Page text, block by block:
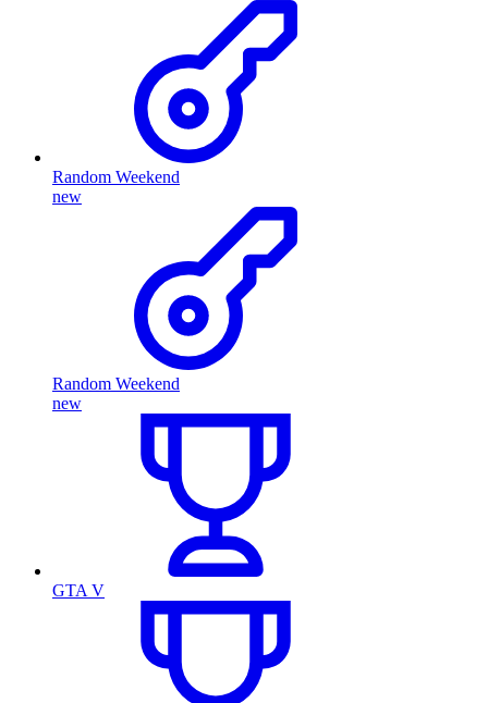
Random Weekend
new
Random Weekend
new
GTA V